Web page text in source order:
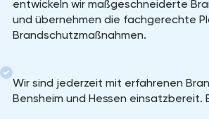
entwickeln wir maßgeschneiderte
und übernehmen die fachgerechte
Brandschutzmaßnahmen.
Wir sind jederzeit mit erfahrenen
Bensheim und Hessen einsatzbereit.